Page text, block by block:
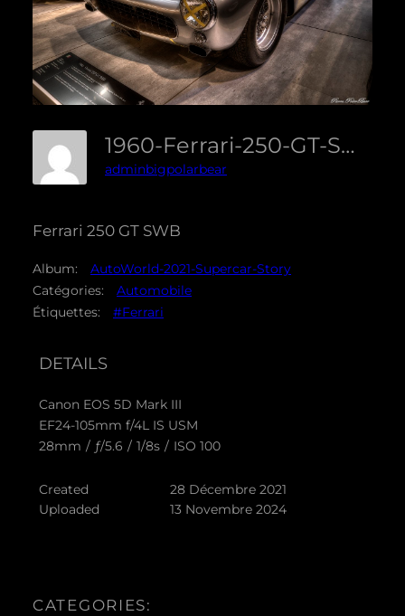
1960-Ferrari-250-GT-SWB-01-Créatif
adminbigpolarbear
Ferrari 250 GT SWB
Album:
AutoWorld-2021-Supercar-Story
Catégories:
Automobile
Étiquettes:
#Ferrari
DETAILS
Canon EOS 5D Mark III
EF24-105mm f/4L IS USM
28mm / ƒ/5.6 / 1/8s / ISO 100
Created
28 Décembre 2021
Uploaded
13 Novembre 2024
CATEGORIES: